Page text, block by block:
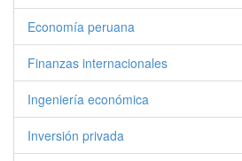
Economía peruana
Finanzas internacionales
Ingeniería económica
Inversión privada